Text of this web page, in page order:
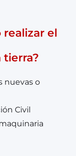
realizar el
tierra?
nuevas o
Civil